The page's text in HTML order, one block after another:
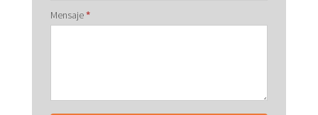
Mensaje*